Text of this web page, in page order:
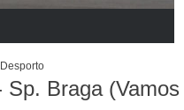
Desporto
Braga (Vamos